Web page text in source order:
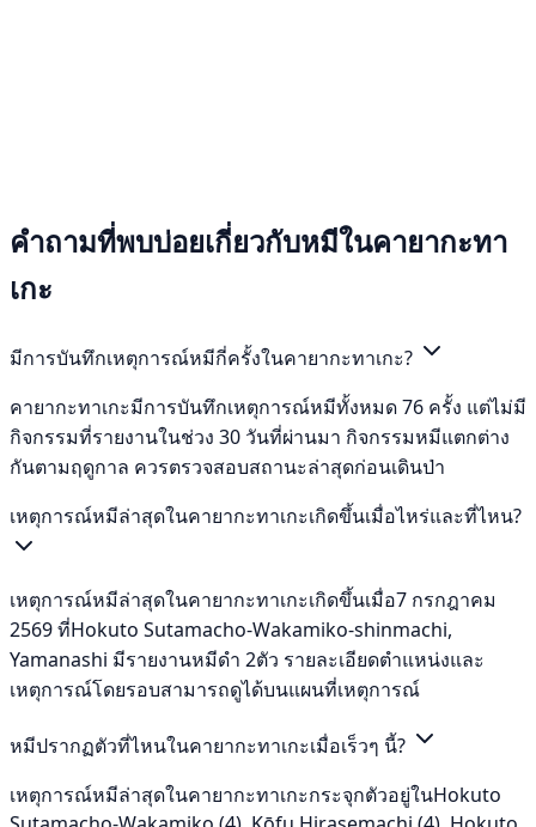
คำถามที่พบบ่อยเกี่ยวกับหมีในคายากะทา
เกะ
มีการบันทึกเหตุการณ์หมีกี่ครั้งในคายากะทาเกะ?
คายากะทาเกะมีการบันทึกเหตุการณ์หมีทั้งหมด 76 ครั้ง แต่ไม่มี
กิจกรรมที่รายงานในช่วง 30 วันที่ผ่านมา กิจกรรมหมีแตกต่าง
กันตามฤดูกาล ควรตรวจสอบสถานะล่าสุดก่อนเดินป่า
เหตุการณ์หมีล่าสุดในคายากะทาเกะเกิดขึ้นเมื่อไหร่และที่ไหน?
เหตุการณ์หมีล่าสุดในคายากะทาเกะเกิดขึ้นเมื่อ7 กรกฎาคม
2569 ที่Hokuto Sutamacho-Wakamiko-shinmachi,
Yamanashi มีรายงานหมีดำ 2ตัว รายละเอียดตำแหน่งและ
เหตุการณ์โดยรอบสามารถดูได้บนแผนที่เหตุการณ์
หมีปรากฏตัวที่ไหนในคายากะทาเกะเมื่อเร็วๆ นี้?
เหตุการณ์หมีล่าสุดในคายากะทาเกะกระจุกตัวอยู่ในHokuto